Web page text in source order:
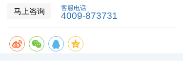
马上咨询 客服电话
4009-873731